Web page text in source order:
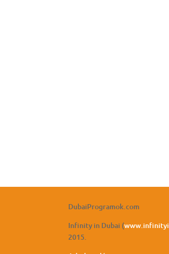
DubaiProgramok.com
Infinity in Dubai (
2015.